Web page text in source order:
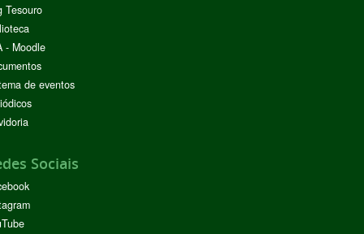
Tesouro
- Moodle
de eventos
Sociais